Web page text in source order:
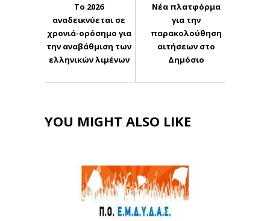
Το 2026
αναδεικνύεται σε
χρονιά-ορόσημο για
την αναβάθμιση των
ελληνικών λιμένων
Νέα πλατφόρμα
για την
παρακολούθηση
αιτήσεων στο
Δημόσιο
YOU MIGHT ALSO LIKE